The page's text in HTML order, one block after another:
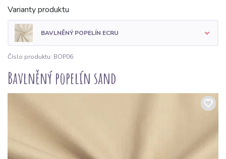
Varianty produktu
BAVLNĚNÝ POPELÍN ECRU
Číslo produktu: BOP06
Bavlněný popelín sand